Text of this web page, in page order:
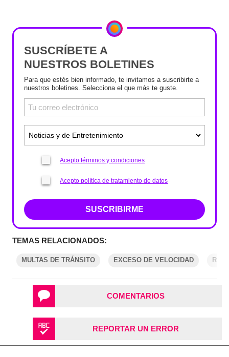
SUSCRÍBETE A
NUESTROS BOLETINES
Para que estés bien informado, te invitamos a suscribirte a
nuestros boletines. Selecciona el que más te guste.
Acepto términos y condiciones
Acepto política de tratamiento de datos
SUSCRIBIRME
TEMAS RELACIONADOS:
MULTAS DE TRÁNSITO EXCESO DE VELOCIDAD
COMENTARIOS
REPORTAR UN ERROR